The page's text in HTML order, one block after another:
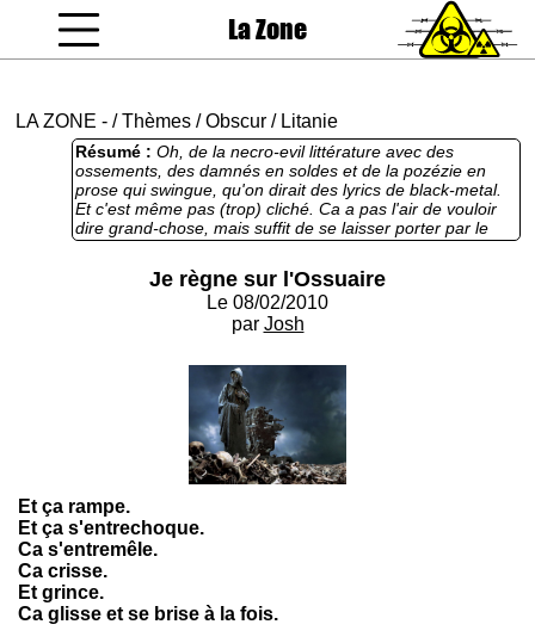
La Zone
LA ZONE - /Thèmes /Obscur / Litanie
Résumé : Oh, de la necro-evil littérature avec des
ossements, des damnés en soldes et de la pozézie en
prose qui swingue, qu'on dirait des lyrics de black-metal.
Et c'est même pas (trop) cliché. Ca a pas l'air de vouloir
dire grand-chose, mais suffit de se laisser porter par le
flow du MC grimé pour savourer ce moment de détente
funèbre. Carrément trop long par contre, pour un texte qui
raconte rien. Un texte bon à hurler au fond d'une forêt
nocturne norvégienne. Et rajoutez-moi une louche de
peinture N&B sur la gueule, bordel.
Je règne sur l'Ossuaire
Le 08/02/2010
par Josh
Et ça rampe.
Et ça s'entrechoque.
Ca s'entremêle.
Ca crisse.
Et grince.
Ca glisse et se brise à la fois.